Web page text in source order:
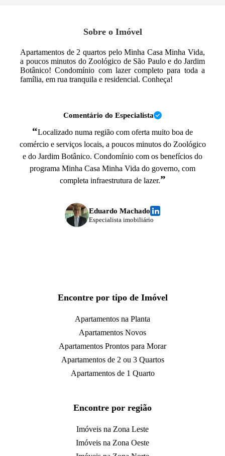
Sobre o Imóvel
Apartamentos de 2 quartos pelo Minha Casa Minha Vida,
a poucos minutos do Zoológico de São Paulo e do Jardim
Botânico! Condomínio com lazer completo para toda a
família, em rua tranquila e residencial. Conheça!
Comentário do Especialista
“Localizado numa região com oferta muito boa de
comércio e serviços locais, a poucos minutos do Zoológico
e do Jardim Botânico. Condomínio com os benefícios do
programa Minha Casa Minha Vida do governo, com
completa infraestrutura de lazer.”
Eduardo Machado
Especialista imobiliário
Encontre por tipo de Imóvel
Apartamentos na Planta
Apartamentos Novos
Apartamentos Prontos para Morar
Apartamentos de 2 ou 3 Quartos
Apartamentos de 1 Quarto
Encontre por região
Imóveis na Zona Leste
Imóveis na Zona Oeste